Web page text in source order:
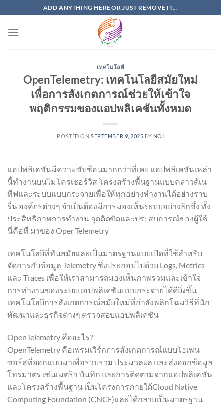
to
content
ADD ANYTHING HERE OR JUST REMOVE IT...
เทคโนโลยี
OpenTelemetry: เทคโนโลยีสมัยใหม่
เพื่อการสังเกตการณ์ช่วยให้เข้าใจ
พฤติกรรมของแอปพลิเคชันทั้งหมด
POSTED ONSEPTEMBER 9, 2025 BY NOI
แอปพลิเคชันมีความซับซ้อนมากกว่าที่เคย แอปพลิเคชันเหล่า
นี้ทำงานบนไมโครเซอร์วิส โครงสร้างพื้นฐานแบบคลาวด์เน
ทีฟและระบบแบบกระจายเพื่อให้ทุกอย่างทำงานได้อย่างราบ
รื่น องค์กรต่างๆ จำเป็นต้องมีการมองเห็นระบบอย่างลึกซึ้ง ทั้ง
ประสิทธิภาพการทำงาน จุดติดขัดและประสบการณ์ของผู้ใช้
นี่คือที่ มาของ OpenTelemetry
เทคโนโลยีที่ทันสมัยและเป็นมาตรฐานแบบเปิดที่ใช้สำหรับ
จัดการกับข้อมูล Telemetry ซึ่งประกอบไปด้วย Logs, Metrics
และ Traces เพื่อให้เราสามารถมองเห็นภาพรวมและเข้าใจ
การทำงานของระบบแอปพลิเคชันแบบกระจายได้ดียิ่งขึ้น
เทคโนโลยีการสังเกตการณ์สมัยใหม่ที่กำลังพลิกโฉมวิธีที่นัก
พัฒนาและธุรกิจต่างๆ ตรวจสอบแอปพลิเคชัน
OpenTelemetry คืออะไร?
OpenTelemetry คือเฟรมเวิร์กการสังเกตการณ์แบบโอเพน
ซอร์สที่ออกแบบมาเพื่อรวบรวม ประมวลผล และส่งออกข้อมูล
โทรมาตร เช่นเมตริก บันทึก และการติดตามจากแอปพลิเคชัน
และโครงสร้างพื้นฐาน เป็นโครงการภายใต้Cloud Native
Computing Foundation (CNCF)และได้กลายเป็นมาตรฐาน